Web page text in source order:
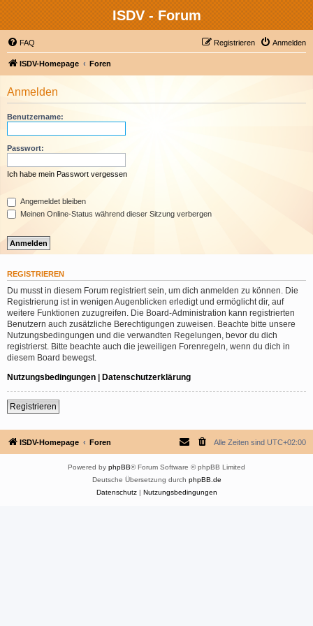
ISDV - Forum
FAQ Anmelden
Registrieren
ISDV-Homepage Foren
Anmelden
Benutzername:
Passwort:
Ich habe mein Passwort vergessen
Angemeldet bleiben
Meinen Online-Status während dieser Sitzung verbergen
REGISTRIEREN
Du musst in diesem Forum registriert sein, um dich anmelden zu können. Die
Registrierung ist in wenigen Augenblicken erledigt und ermöglicht dir, auf
weitere Funktionen zuzugreifen. Die Board-Administration kann registrierten
Benutzern auch zusätzliche Berechtigungen zuweisen. Beachte bitte unsere
Nutzungsbedingungen und die verwandten Regelungen, bevor du dich
registrierst. Bitte beachte auch die jeweiligen Forenregeln, wenn du dich in
diesem Board bewegst.
Nutzungsbedingungen | Datenschutzerklärung
Registrieren
ISDV-Homepage Foren Alle Zeiten sind UTC+02:00
Powered by phpBB® Forum Software © phpBB Limited
Deutsche Übersetzung durch phpBB.de
Datenschutz| Nutzungsbedingungen